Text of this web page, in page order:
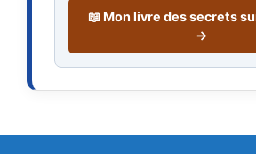
📖 Mon livre des secrets
→